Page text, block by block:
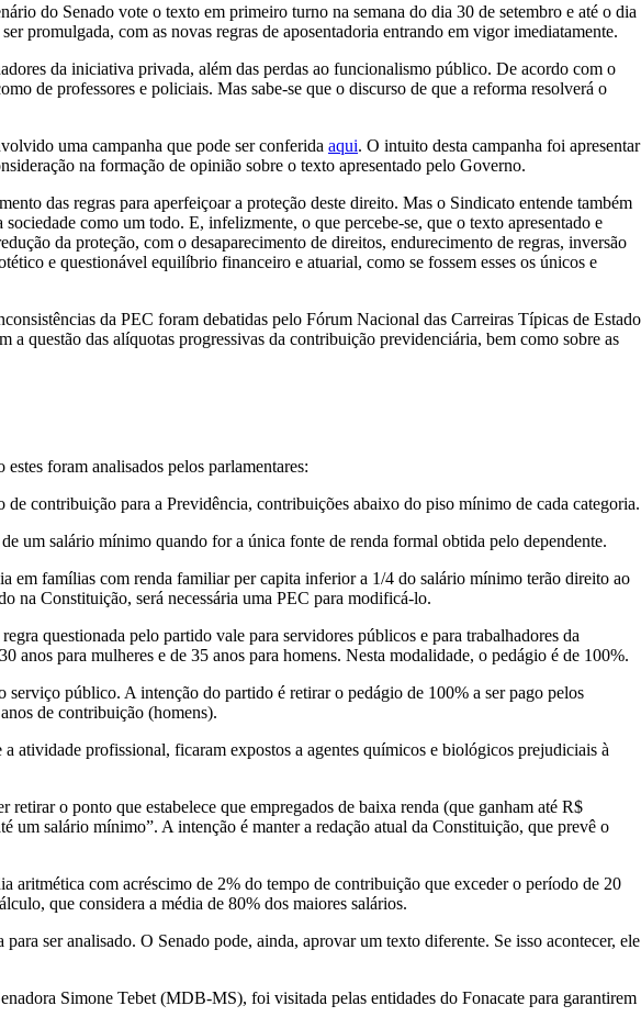
do Senado vote o texto em primeiro turno na semana do dia 30 de setembro e até o dia
promulgada, com as novas regras de aposentadoria entrando em vigor imediatamente.
da iniciativa privada, além das perdas ao funcionalismo público. De acordo com o
de professores e policiais. Mas sabe-se que o discurso de que a reforma resolverá o
uma campanha que pode ser conferida aqui. O intuito desta campanha foi apresentar
na formação de opinião sobre o texto apresentado pelo Governo.
das regras para aperfeiçoar a proteção deste direito. Mas o Sindicato entende também
como um todo. E, infelizmente, o que percebe-se, que o texto apresentado e
da proteção, com o desaparecimento de direitos, endurecimento de regras, inversão
e questionável equilíbrio financeiro e atuarial, como se fossem esses os únicos e
da PEC foram debatidas pelo Fórum Nacional das Carreiras Típicas de Estado
questão das alíquotas progressivas da contribuição previdenciária, bem como sobre as
foram analisados pelos parlamentares:
contribuição para a Previdência, contribuições abaixo do piso mínimo de cada categoria.
um salário mínimo quando for a única fonte de renda formal obtida pelo dependente.
em famílias com renda familiar per capita inferior a 1/4 do salário mínimo terão direito ao
na Constituição, será necessária uma PEC para modificá-lo.
questionada pelo partido vale para servidores públicos e para trabalhadores da
para mulheres e de 35 anos para homens. Nesta modalidade, o pedágio é de 100%.
público. A intenção do partido é retirar o pedágio de 100% a ser pago pelos
de contribuição (homens).
atividade profissional, ficaram expostos a agentes químicos e biológicos prejudiciais à
o ponto que estabelece que empregados de baixa renda (que ganham até R$
um salário mínimo”. A intenção é manter a redação atual da Constituição, que prevê o
com acréscimo de 2% do tempo de contribuição que exceder o período de 20
que considera a média de 80% dos maiores salários.
ser analisado. O Senado pode, ainda, aprovar um texto diferente. Se isso acontecer, ele
Simone Tebet (MDB-MS), foi visitada pelas entidades do Fonacate para garantirem